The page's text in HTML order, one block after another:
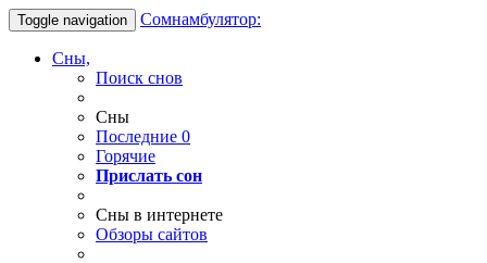
Toggle navigation Сомнамбулятор:
Сны,
Поиск снов
Сны
Последние 0
Горячие
Прислать сон
Сны в интернете
Обзоры сайтов